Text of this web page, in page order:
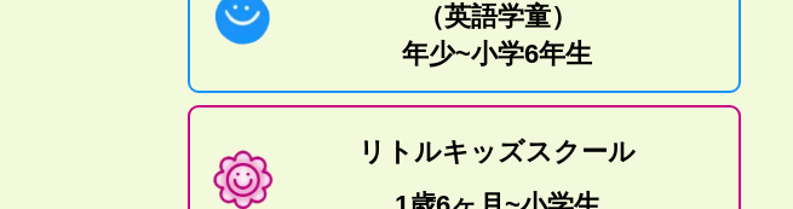
（英語学童）
年少~小学6年生
リトルキッズスクール